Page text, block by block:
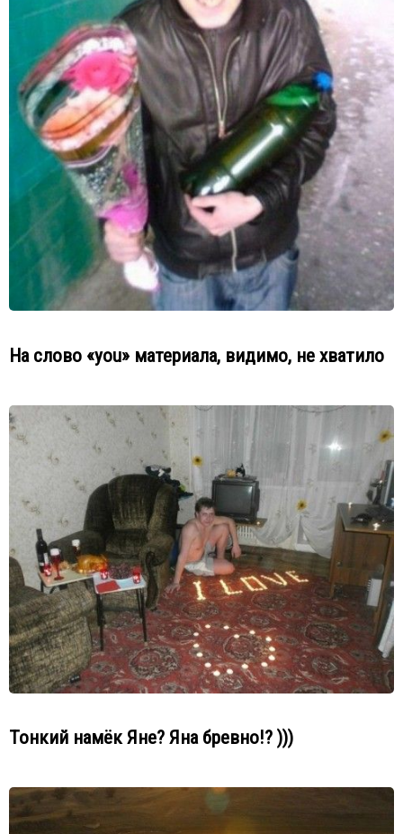
На слово «you» материала, видимо, не хватило
Тонкий намёк Яне? Яна бревно!? )))